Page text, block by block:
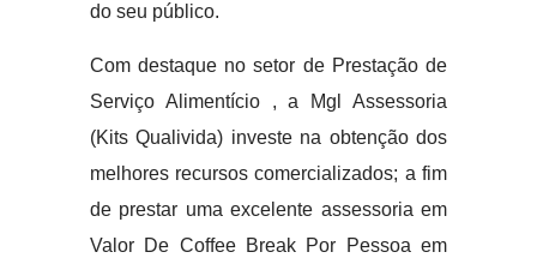
do seu público.
Com destaque no setor de Prestação de
Serviço Alimentício , a Mgl Assessoria
(Kits Qualivida) investe na obtenção dos
melhores recursos comercializados; a fim
de prestar uma excelente assessoria em
Valor De Coffee Break Por Pessoa em